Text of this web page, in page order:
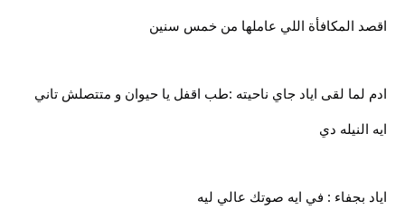
اقصد المكافأة اللي عاملها من خمس سنين
ادم لما لقى اياد جاي ناحيته :طب اقفل يا حيوان و متتصلش تاني
ايه النيله دي
اياد بجفاء : في ايه صوتك عالي ليه